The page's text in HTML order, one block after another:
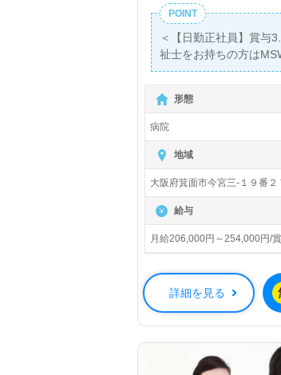
POINT
＜【日勤正社員】賞与
祉士をお持ちの方は
極採用！院内託児所/寮
彰のある職場！＞◎医
ーカー（MSW）/正社
206,000円～254,000円
事任用、社会福祉士有
＊『石橋阪大前駅』徒
可能です。
総病床数110床（一般病
ックシール（本部：大
の運営です。大阪府を
科、内科、リハビリテ
門とする病院を運営さ
『ケアミックス型』の
形態
病院
地域
大阪府箕面市今宮三-１９番２
給与
月給206,000円～254,000円/
詳細を見る